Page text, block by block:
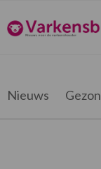
de
hoofdnavigatie
de
hoofd
de
eerste
de
voettekst
Nieuws